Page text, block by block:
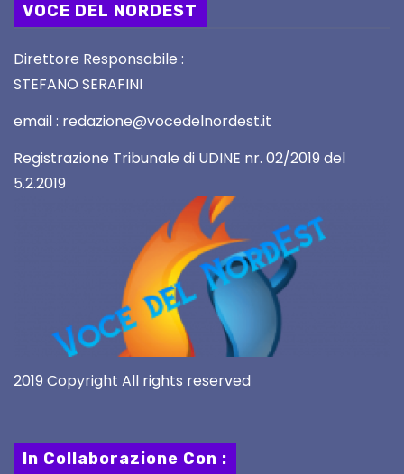
VOCE DEL NORDEST
Direttore Responsabile :
STEFANO SERAFINI
email : redazione@vocedelnordest.it
Registrazione Tribunale di UDINE nr. 02/2019 del
5.2.2019
2019 Copyright All rights reserved
In Collaborazione Con :